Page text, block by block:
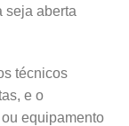
seja aberta
técnicos
e o
equipamento